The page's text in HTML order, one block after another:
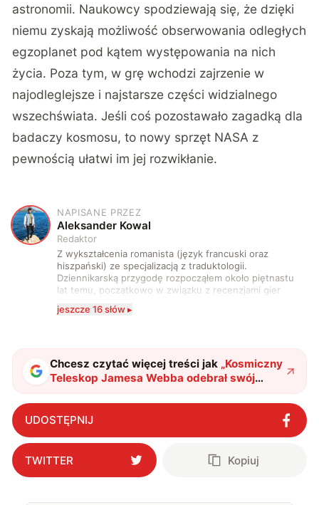
astronomii. Naukowcy spodziewają się, że dzięki
niemu zyskają możliwość obserwowania odległych
egzoplanet pod kątem występowania na nich
życia. Poza tym, w grę wchodzi zajrzenie w
najodleglejsze i najstarsze części widzialnego
wszechświata. Jeśli coś pozostawało zagadką dla
badaczy kosmosu, to nowy sprzęt NASA z
pewnością ułatwi im jej rozwikłanie.
A
NAPISANE PRZEZ
Aleksander Kowal
Redaktor
Z wykształcenia romanista (język francuski oraz
hiszpański) ze specjalizacją z traduktologii.
Dziennikarską przygodę rozpocząłem około piętnastu
lat temu, początkowo w związku z recenzjami gier
zdecydowanie częściej na tematy związane z nauką
także uprawiać oraz oglądać sport.
jeszcze 16 słów ▸
Chcesz czytać więcej treści jak „Kosmiczny
Teleskop Jamesa Webba odebrał swój
pierwszy sygnał"?
UDOSTĘPNIJ
TWITTER Kopiuj